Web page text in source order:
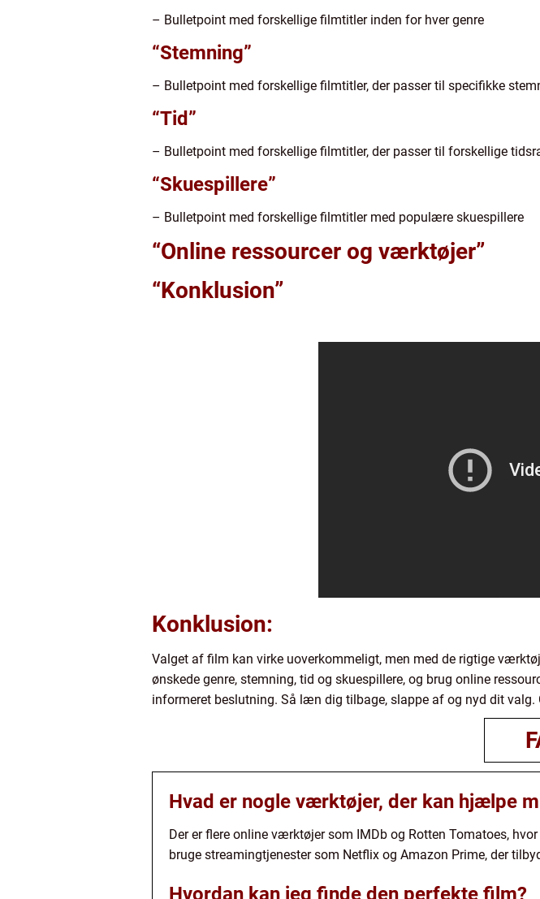
– Bulletpoint med forskellige filmtitler inden for hver genre
“Stemning”
– Bulletpoint med forskellige filmtitler, der passer til specifikke
“Tid”
– Bulletpoint med forskellige filmtitler, der passer til forskellige
“Skuespillere”
– Bulletpoint med forskellige filmtitler med populære skuespillere
“Online ressourcer og værktøjer”
“Konklusion”
Konklusion:
Valget af film kan virke uoverkommeligt, men med de rigtige
ønskede genre, stemning, tid og skuespillere, og brug online
informeret beslutning. Så læn dig tilbage, slappe af og nyd dit valg.
Hvad er nogle værktøjer, der kan hjælpe
Der er flere online værktøjer som IMDb og Rotten Tomatoes,
bruge streamingtjenester som Netflix og Amazon Prime, der
Hvordan kan jeg finde den perfekte film?